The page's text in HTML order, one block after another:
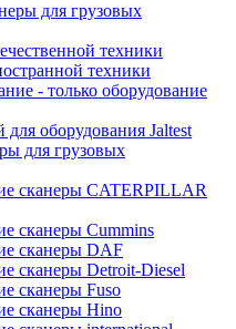
для грузовых
техники
техники
- только оборудование
оборудования Jaltest
для грузовых
сканеры CATERPILLAR
сканеры Cummins
сканеры DAF
сканеры Detroit-Diesel
сканеры Fuso
сканеры Hino